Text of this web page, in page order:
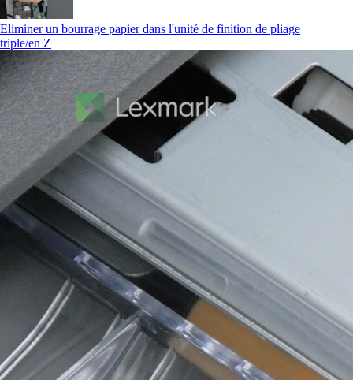
Eliminer un bourrage papier dans l'unité de finition de pliage
triple/en Z